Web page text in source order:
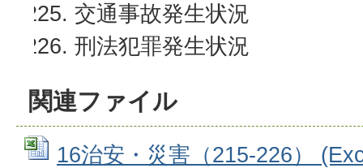
交通事故発生状況
刑法犯罪発生状況
関連ファイル
16治安・災害（215-226）